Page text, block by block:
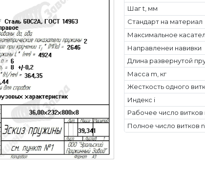
Шаг t, мм
Стандарт на материал
Максимальное
Направленеи навивки
Длина развернутой
Масса m, кг
Жесткость одного
Индекс i
Рабочее число витков
Полное число витков